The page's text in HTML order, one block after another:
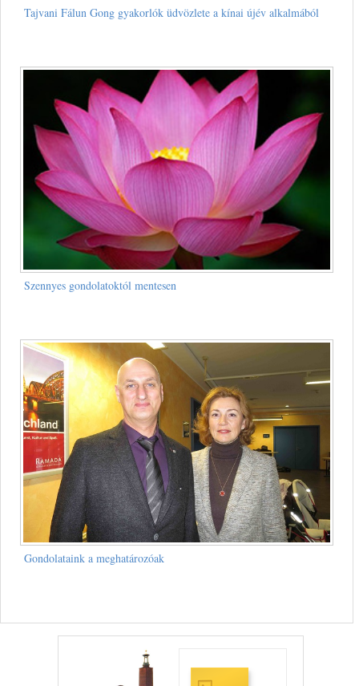
Tajvani Fálun Gong gyakorlók üdvözlete a kínai újév alkalmából
Szennyes gondolatoktól mentesen
Gondolataink a meghatározóak